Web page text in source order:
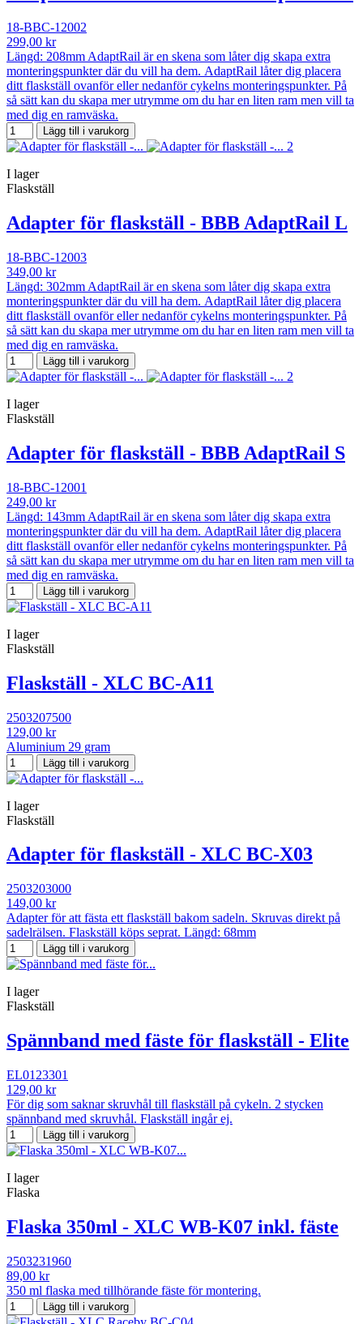
18-BBC-12002
299,00 kr
Längd: 208mm AdaptRail är en skena som låter dig skapa extra
monteringspunkter där du vill ha dem. AdaptRail låter dig placera
ditt flaskställ ovanför eller nedanför cykelns monteringspunkter. På
så sätt kan du skapa mer utrymme om du har en liten ram men vill ta
med dig en ramväska.
Lägg till i varukorg
I lager
Flaskställ
Adapter för flaskställ - BBB AdaptRail L
18-BBC-12003
349,00 kr
Längd: 302mm AdaptRail är en skena som låter dig skapa extra
monteringspunkter där du vill ha dem. AdaptRail låter dig placera
ditt flaskställ ovanför eller nedanför cykelns monteringspunkter. På
så sätt kan du skapa mer utrymme om du har en liten ram men vill ta
med dig en ramväska.
Lägg till i varukorg
I lager
Flaskställ
Adapter för flaskställ - BBB AdaptRail S
18-BBC-12001
249,00 kr
Längd: 143mm AdaptRail är en skena som låter dig skapa extra
monteringspunkter där du vill ha dem. AdaptRail låter dig placera
ditt flaskställ ovanför eller nedanför cykelns monteringspunkter. På
så sätt kan du skapa mer utrymme om du har en liten ram men vill ta
med dig en ramväska.
Lägg till i varukorg
I lager
Flaskställ
Flaskställ - XLC BC-A11
2503207500
129,00 kr
Aluminium 29 gram
Lägg till i varukorg
I lager
Flaskställ
Adapter för flaskställ - XLC BC-X03
2503203000
149,00 kr
Adapter för att fästa ett flaskställ bakom sadeln. Skruvas direkt på
sadelrälsen. Flaskställ köps seprat. Längd: 68mm
Lägg till i varukorg
I lager
Flaskställ
Spännband med fäste för flaskställ - Elite
EL0123301
129,00 kr
För dig som saknar skruvhål till flaskställ på cykeln. 2 stycken
spännband med skruvhål. Flaskställ ingår ej.
Lägg till i varukorg
I lager
Flaska
Flaska 350ml - XLC WB-K07 inkl. fäste
2503231960
89,00 kr
350 ml flaska med tillhörande fäste för montering.
Lägg till i varukorg